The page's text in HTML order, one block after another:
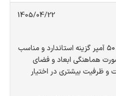
1405/04/22
برای خودروی پراید ۱۳۱ باتری ۵۰ آمپر گزینه استاندارد و مناسب
نیز در صورت هماهنگی ابعاد و فضای
و ظرفیت بیشتری در اختیار